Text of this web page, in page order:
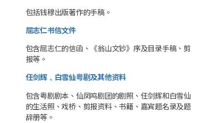
包括钱穆出版著作的手稿。
屈志仁书信文件
包含屈志仁的信函、《翁山文钞》序及目录手稿、剪
报等。
任剑辉﹑白雪仙粤剧及其他资料
包含粤剧剧本、仙凤鸣剧团的剧照、任剑辉和白雪仙
的生活照、戏桥、剪报资料、书籍、嘉宾题名录及题
辞册等。